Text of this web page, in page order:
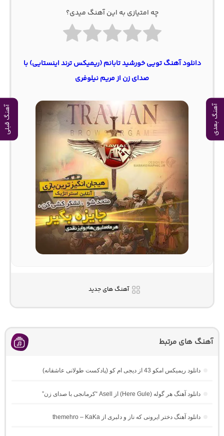
آهنگ بعدی آهنگ قبلی
چه امتیازی به این آهنگ میدی؟
دانلود آهنگ تویی خورشید تابانم (ریمیکس ترند اینستایی) با
صدای زن از مریم نیلوفری
آهنگ های جدید
آهنگ های مرتبط
دانلود ریمیکس امکو 43 از دیجی ام کو (پادکست طولانی عاشقانه)
دانلود آهنگ هر گوله (Here Gule) از Asell “کرمانجی با صدای زن”
دانلود آهنگ دختر ایرونی که ناز و دلبری از themehro – KaKa